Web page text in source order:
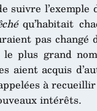
l’exemple
qu’habitait
pas changé
le plus grand
aient acquis
à
intérêts.